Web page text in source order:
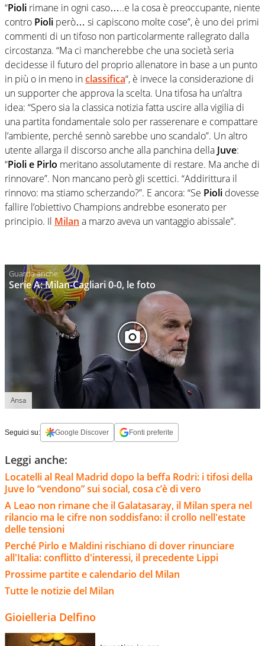
“Pioli rimane in ogni caso…..e la cosa è preoccupante, niente
contro Pioli però… si capiscono molte cose”, è uno dei primi
commenti di un tifoso non particolarmente rallegrato dalla
circostanza. “Ma ci mancherebbe che una società seria
decidesse il futuro del proprio allenatore in base a un punto
in più o in meno inclassifica“, è invece la considerazione di
un supporter che approva la scelta. Una tifosa ha un’altra
idea: “Spero sia la classica notizia fatta uscire alla vigilia di
una partita fondamentale solo per rasserenare e compattare
l’ambiente, perché sennò sarebbe uno scandalo”. Un altro
utente allarga il discorso anche alla panchina della Juve:
“Pioli e Pirlo meritano assolutamente di restare. Ma anche di
rinnovare”. Non mancano però gli scettici. “Addirittura il
rinnovo: ma stiamo scherzando?”. E ancora: “Se Pioli dovesse
fallire l’obiettivo Champions andrebbe esonerato per
principio. Il Milan a marzo aveva un vantaggio abissale”.
Serie A: Milan-Cagliari 0-0, le foto
Ansa
Seguici su: Google Discover Fonti preferite
Leggi anche:
Locatelli al Real Madrid dopo la beffa Rodri: i tifosi della
Juve lo “vendono” sui social, cosa c’è di vero
A Leao non rimane che il Galatasaray, il Milan spera nel
rilancio ma le cifre non soddisfano: il crollo nell'estate
delle tensioni
Perché Pirlo e Maldini rischiano di dover rinunciare
all'Italia: conflitto d'interessi, il precedente Lippi
Prossime partite e calendario del Milan
Tutte le notizie del Milan
Gioielleria Delfino